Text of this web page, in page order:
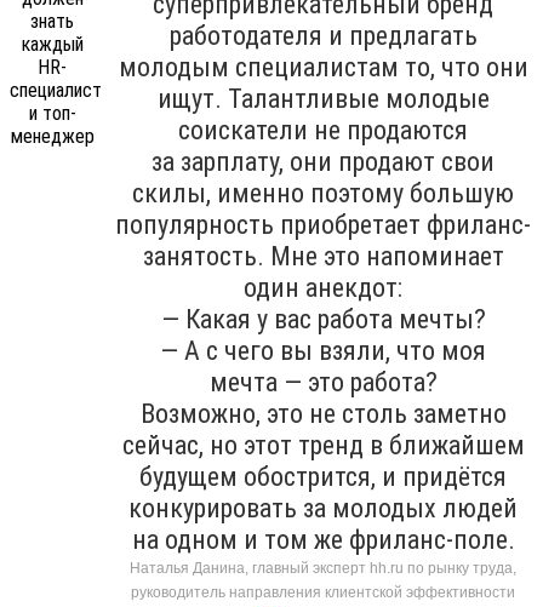
работодателя и предлагать
молодым специалистам то, что они
ищут. Талантливые молодые
соискатели не продаются
за зарплату, они продают свои
скилы, именно поэтому большую
популярность приобретает фриланс-
занятость. Мне это напоминает
один анекдот:
— Какая у вас работа мечты?
— А с чего вы взяли, что моя
мечта — это работа?
Возможно, это не столь заметно
сейчас, но этот тренд в ближайшем
будущем обострится, и придётся
конкурировать за молодых людей
на одном и том же фриланс-поле.
Наталья Данина, главный эксперт hh.ru по рынку труда,
руководитель направления клиентской эффективности